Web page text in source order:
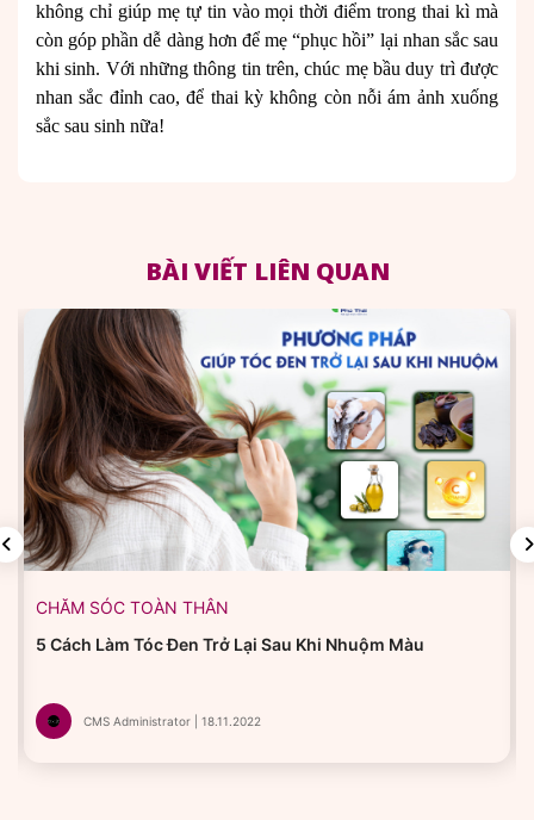
không chỉ giúp mẹ tự tin vào mọi thời điểm trong thai kì mà
còn góp phần dễ dàng hơn để mẹ “phục hồi” lại nhan sắc sau
khi sinh. Với những thông tin trên, chúc mẹ bầu duy trì được
nhan sắc đỉnh cao, để thai kỳ không còn nỗi ám ảnh xuống
sắc sau sinh nữa!
BÀI VIẾT LIÊN QUAN
CHĂM SÓC TOÀN THÂN
5 Cách Làm Tóc Đen Trở Lại Sau Khi Nhuộm Màu
CMS Administrator | 18.11.2022